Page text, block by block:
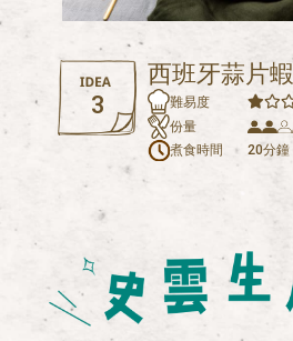
3
西班牙蒜片蝦
難易度
份量
煮食時間
20分鐘